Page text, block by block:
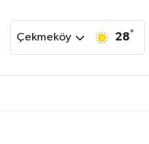
Çekmeköy 28°